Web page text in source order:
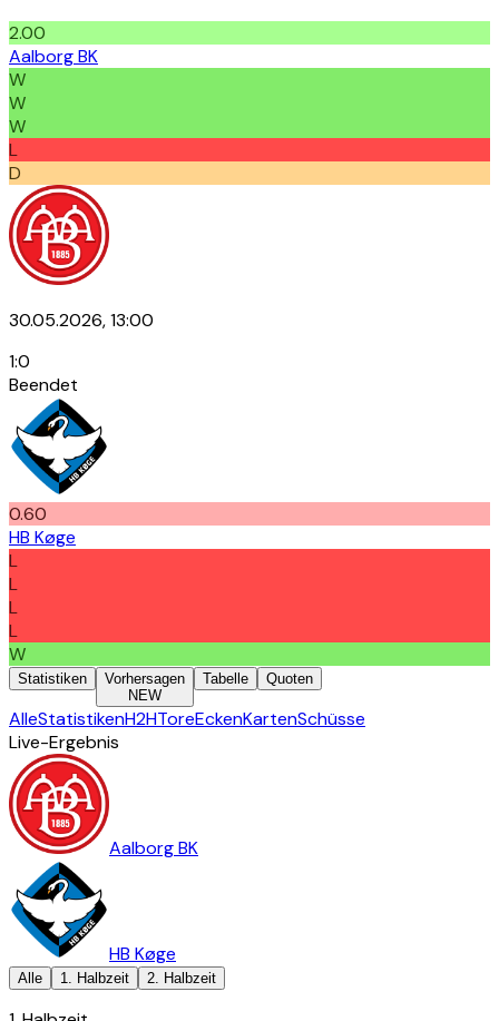
2.00
Aalborg BK
W
W
W
L
D
30.05.2026, 13:00
1:0
Beendet
0.60
HB Køge
L
L
L
L
W
Statistiken
Vorhersagen
NEW
Tabelle Quoten
AlleStatistikenH2HToreEckenKartenSchüsse
Live-Ergebnis
Aalborg BK
HB Køge
Alle 1. Halbzeit 2. Halbzeit